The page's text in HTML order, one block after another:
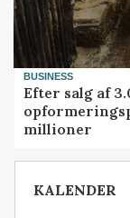
BUSINESS
Efter salg af
millioner
KALENDER